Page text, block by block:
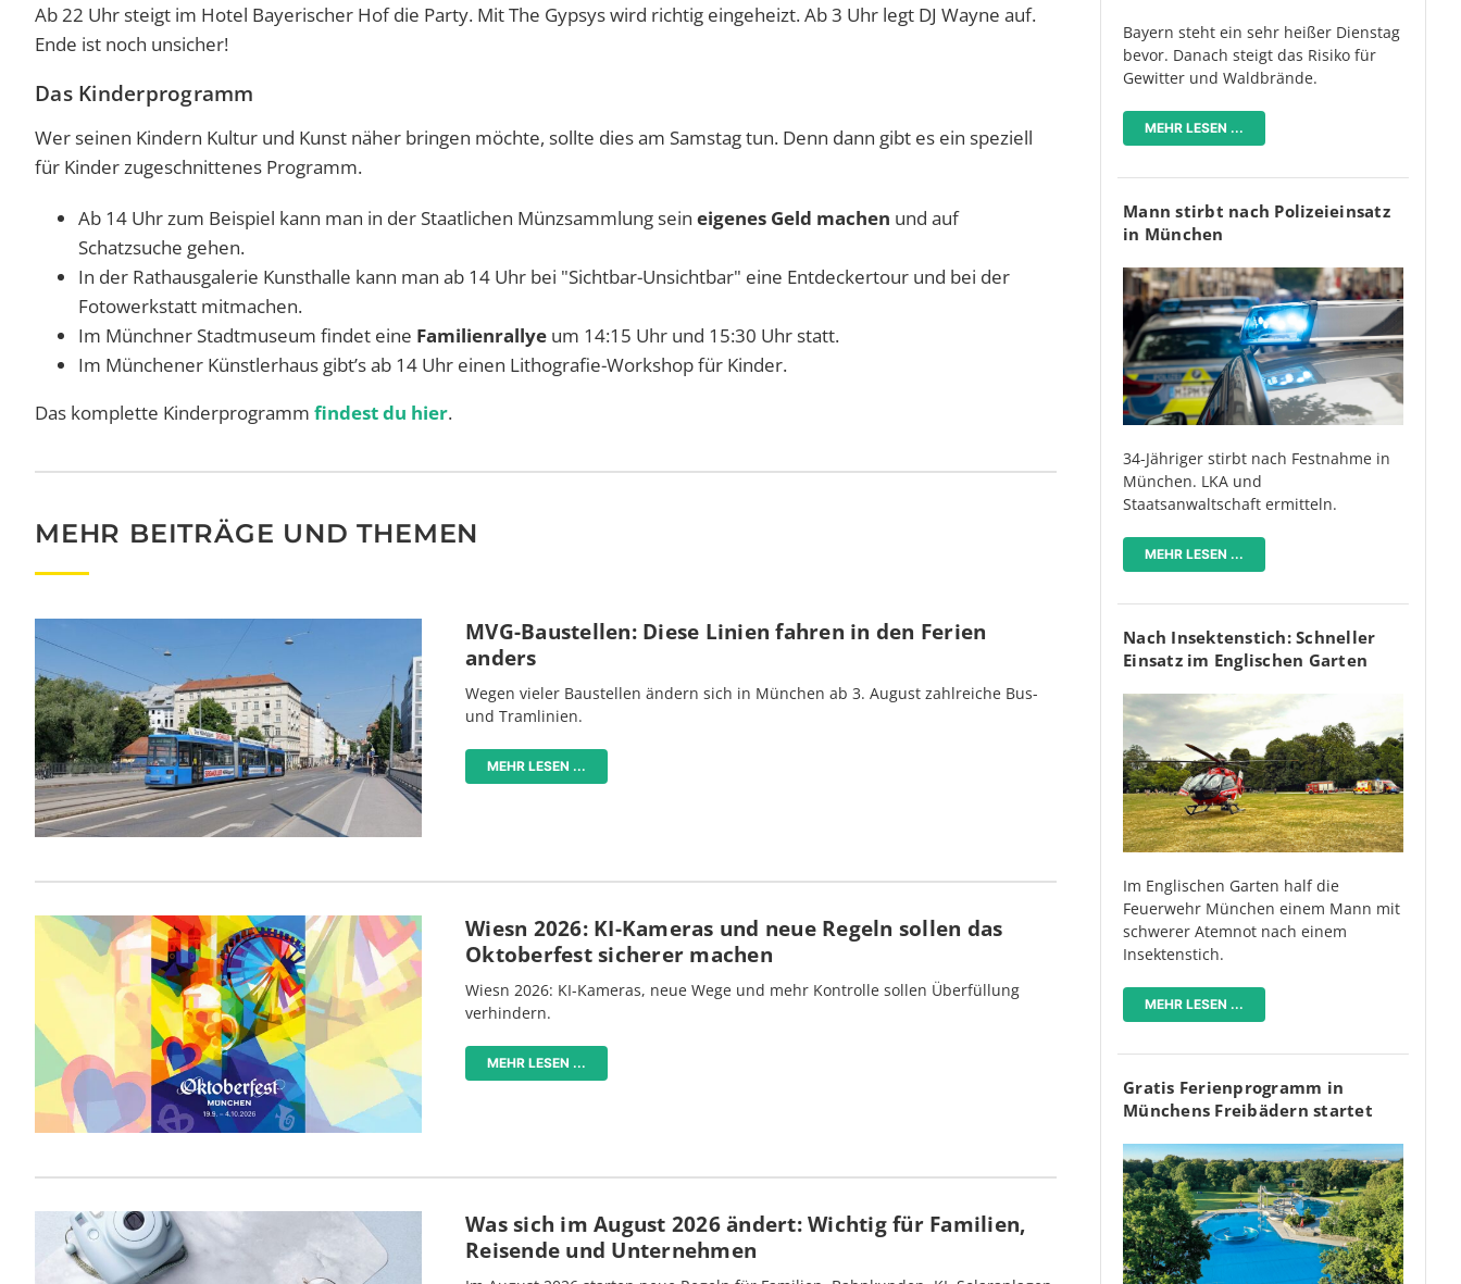
Ab 22 Uhr steigt im Hotel Bayerischer Hof die Party. Mit The Gypsys wird richtig eingeheizt. Ab 3 Uhr legt DJ Wayne auf.
Ende ist noch unsicher!
Das Kinderprogramm
Wer seinen Kindern Kultur und Kunst näher bringen möchte, sollte dies am Samstag tun. Denn dann gibt es ein speziell
für Kinder zugeschnittenes Programm.
Ab 14 Uhr zum Beispiel kann man in der Staatlichen Münzsammlung sein eigenes Geld machen und auf
Schatzsuche gehen.
In der Rathausgalerie Kunsthalle kann man ab 14 Uhr bei "Sichtbar-Unsichtbar" eine Entdeckertour und bei der
Fotowerkstatt mitmachen.
Im Münchner Stadtmuseum findet eine Familienrallye um 14:15 Uhr und 15:30 Uhr statt.
Im Münchener Künstlerhaus gibt’s ab 14 Uhr einen Lithografie-Workshop für Kinder.
Das komplette Kinderprogramm findest du hier.
MEHR BEITRÄGE UND THEMEN
MVG-Baustellen: Diese Linien fahren in den Ferien
anders
Wegen vieler Baustellen ändern sich in München ab 3. August zahlreiche Bus-
und Tramlinien.
MEHR LESEN ...
Wiesn 2026: KI-Kameras und neue Regeln sollen das
Oktoberfest sicherer machen
Wiesn 2026: KI-Kameras, neue Wege und mehr Kontrolle sollen Überfüllung
verhindern.
MEHR LESEN ...
Was sich im August 2026 ändert: Wichtig für Familien,
Reisende und Unternehmen
Bayern steht ein sehr heißer Dienstag
bevor. Danach steigt das Risiko für
Gewitter und Waldbrände.
MEHR LESEN ...
Mann stirbt nach Polizeieinsatz
in München
34-Jähriger stirbt nach Festnahme in
München. LKA und
Staatsanwaltschaft ermitteln.
MEHR LESEN ...
Nach Insektenstich: Schneller
Einsatz im Englischen Garten
Im Englischen Garten half die
Feuerwehr München einem Mann mit
schwerer Atemnot nach einem
Insektenstich.
MEHR LESEN ...
Gratis Ferienprogramm in
Münchens Freibädern startet